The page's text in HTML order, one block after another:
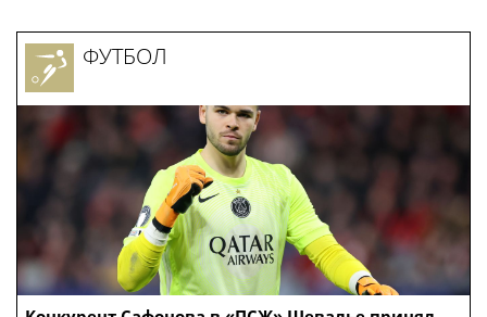
ФУТБОЛ